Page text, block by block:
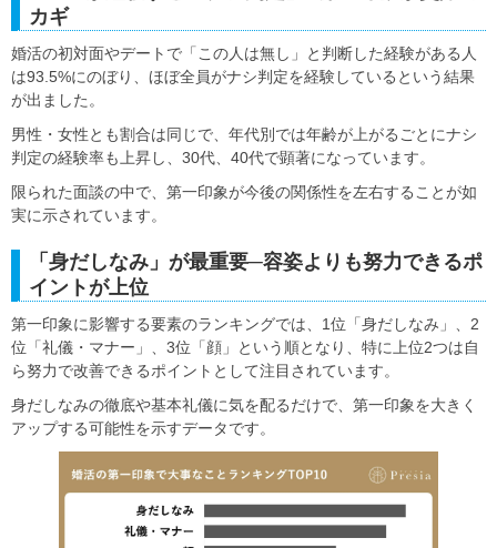
カギ
婚活の初対面やデートで「この人は無し」と判断した経験がある人
は93.5%にのぼり、ほぼ全員がナシ判定を経験しているという結果
が出ました。
男性・女性とも割合は同じで、年代別では年齢が上がるごとにナシ
判定の経験率も上昇し、30代、40代で顕著になっています。
限られた面談の中で、第一印象が今後の関係性を左右することが如
実に示されています。
「身だしなみ」が最重要─容姿よりも努力できるポ
イントが上位
第一印象に影響する要素のランキングでは、1位「身だしなみ」、2
位「礼儀・マナー」、3位「顔」という順となり、特に上位2つは自
ら努力で改善できるポイントとして注目されています。
身だしなみの徹底や基本礼儀に気を配るだけで、第一印象を大きく
アップする可能性を示すデータです。